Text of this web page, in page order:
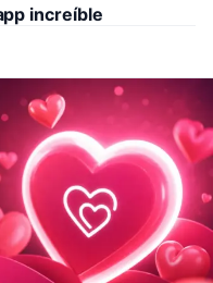
increíble